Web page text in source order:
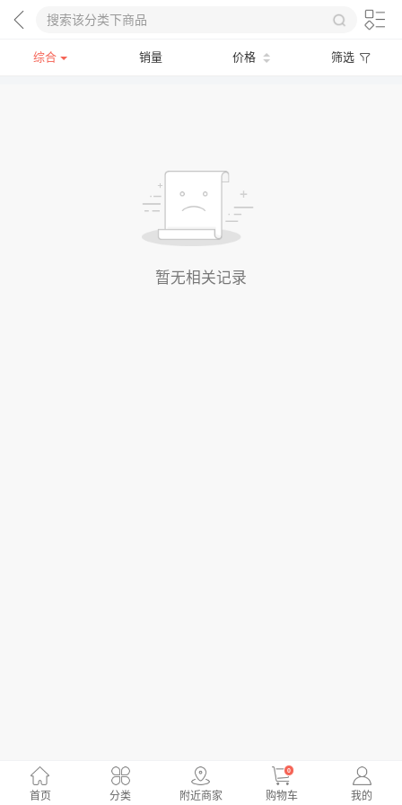
综合 销量 价格 筛选
暂无相关记录
首页 分类 附近商家
0
购物车 我的